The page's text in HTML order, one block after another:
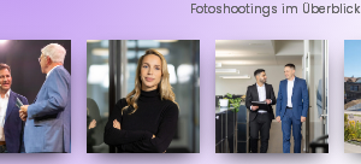
Fotoshootings im Überblick